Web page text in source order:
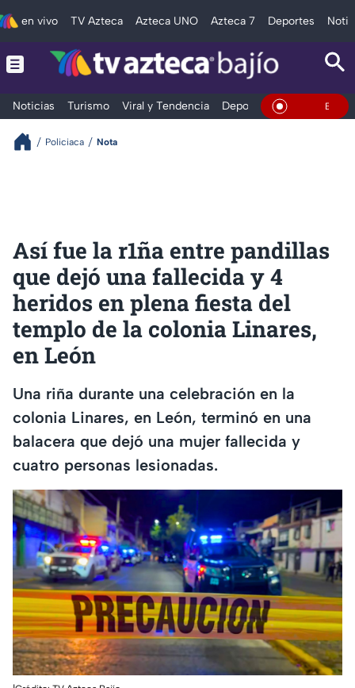
en vivo TV Azteca Azteca UNO Azteca 7 Deportes
Noticias Turismo Viral y Tendencia Deportes Espectáculos
En Vivo
Policiaca Nota
Así fue la r1ña entre pandillas
que dejó una fallecida y 4
heridos en plena fiesta del
templo de la colonia Linares,
en León
Una riña durante una celebración en la
colonia Linares, en León, terminó en una
balacera que dejó una mujer fallecida y
cuatro personas lesionadas.